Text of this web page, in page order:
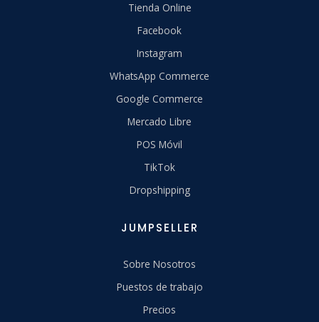
Tienda Online
Facebook
Instagram
WhatsApp Commerce
Google Commerce
Mercado Libre
POS Móvil
TikTok
Dropshipping
JUMPSELLER
Sobre Nosotros
Puestos de trabajo
Precios